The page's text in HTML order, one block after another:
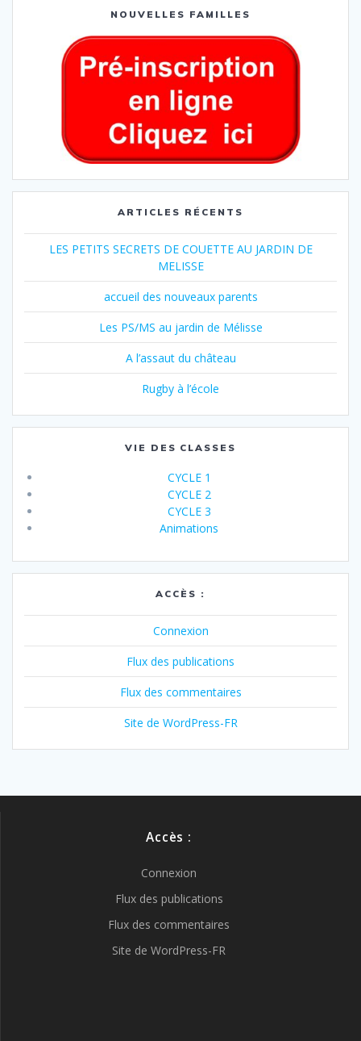
NOUVELLES FAMILLES
ARTICLES RÉCENTS
LES PETITS SECRETS DE COUETTE AU JARDIN DE
MELISSE
accueil des nouveaux parents
Les PS/MS au jardin de Mélisse
A l’assaut du château
Rugby à l’école
VIE DES CLASSES
CYCLE 1
CYCLE 2
CYCLE 3
Animations
ACCÈS :
Connexion
Flux des publications
Flux des commentaires
Site de WordPress-FR
Accès :
Connexion
Flux des publications
Flux des commentaires
Site de WordPress-FR